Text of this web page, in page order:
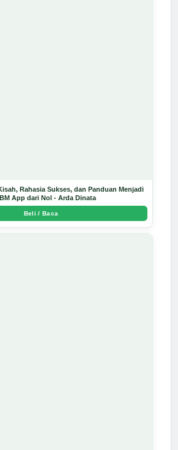
Rahasia Sukses, dan Panduan Menjadi
App dari Nol - Arda Dinata
Beli / Baca